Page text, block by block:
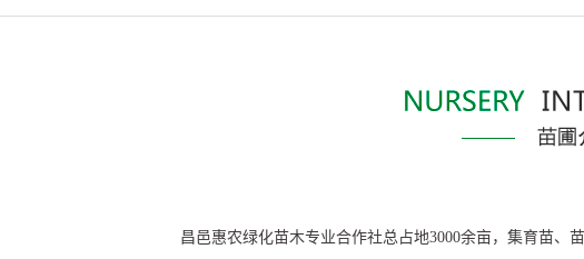
昌邑惠农绿化苗木专业合作社总占地3000余亩，集育苗、苗